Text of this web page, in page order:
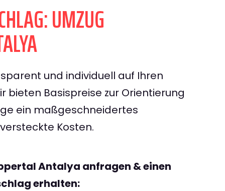
UMZUG
und individuell auf Ihren
bieten Basispreise zur Orientierung
ein maßgeschneidertes
Kosten.
Antalya anfragen & einen
erhalten: